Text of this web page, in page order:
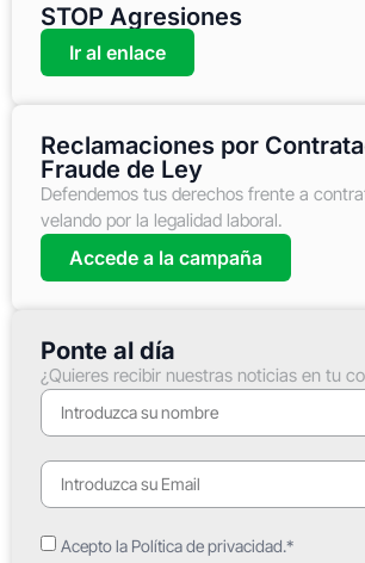
STOP Agresiones
Ir al enlace
Reclamaciones por
Fraude de Ley
Defendemos tus derechos frente a
velando por la legalidad laboral.
Accede a la campaña
Ponte al día
¿Quieres recibir nuestras noticias en tu
Acepto la Política de privacidad.*